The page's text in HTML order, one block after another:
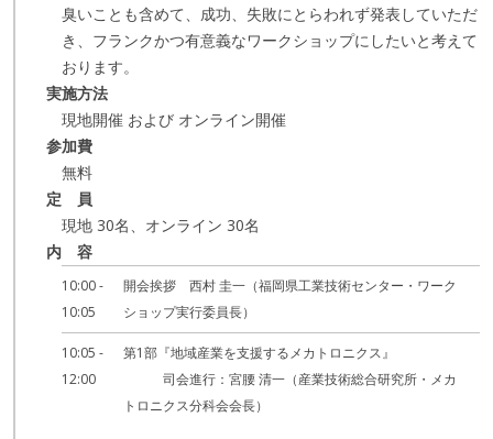
臭いことも含めて、成功、失敗にとらわれず発表していただ
き、フランクかつ有意義なワークショップにしたいと考えて
おります。
実施方法
現地開催 および オンライン開催
参加費
無料
定 員
現地 30名、オンライン 30名
内 容
10:00 -
10:05
開会挨拶 西村 圭一（福岡県工業技術センター・ワーク
ショップ実行委員長）
10:05 -
12:00
第1部『地域産業を支援するメカトロニクス』
司会進行：宮腰 清一（産業技術総合研究所・メカ
トロニクス分科会会長）